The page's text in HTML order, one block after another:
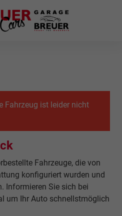
Fahrzeug ist leider nicht
Fahrzeuge, die von
konfiguriert wurden und
Informieren Sie sich bei
um Ihr Auto schnellstmöglich